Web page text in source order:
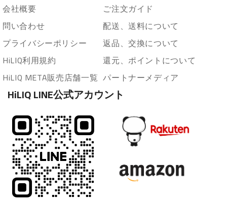
会社概要
問い合わせ
プライバシーポリシー
HiLIQ利用規約
HiLIQ META販売店舗一覧
ご注文ガイド
配送、送料について
返品、交換について
還元、ポイントについて
パートナーメディア
HiLIQ LINE公式アカウント